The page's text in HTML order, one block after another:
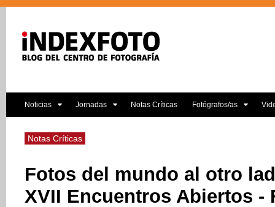
Noticias Jornadas Notas Críticas Fotógrafos/as
Notas Críticas
Fotos del mundo al otro
XVII Encuentros Abiertos -